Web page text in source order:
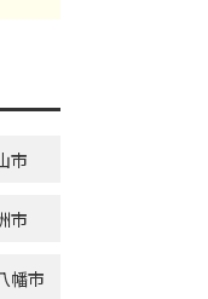
市
市
幡市